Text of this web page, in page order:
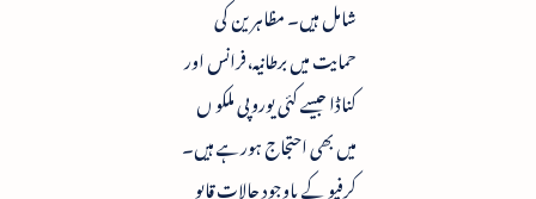
شامل ہیں۔ مظاہرین کی
حمایت میں برطانیہ،فرانس اور
کناڈا جیسے کئی یوروپی ملکو ں
میں بھی احتجاج ہورہے ہیں۔
کرفیو کے باوجود حالات قابو